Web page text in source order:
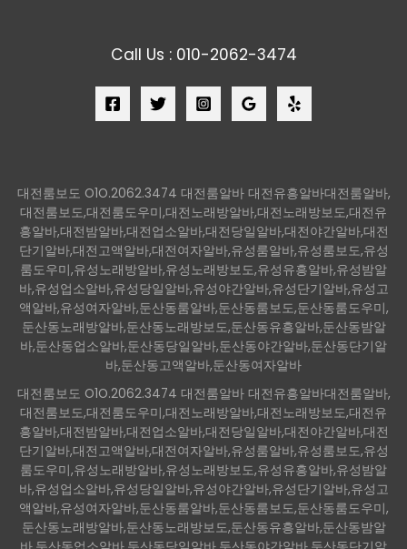
Call Us : 010-2062-3474
대전룸보도 O1O.2062.3474 대전룸알바 대전유흥알바대전룸알바,
대전룸보도,대전룸도우미,대전노래방알바,대전노래방보도,대전유
흥알바,대전밤알바,대전업소알바,대전당일알바,대전야간알바,대전
단기알바,대전고액알바,대전여자알바,유성룸알바,유성룸보도,유성
룸도우미,유성노래방알바,유성노래방보도,유성유흥알바,유성밤알
바,유성업소알바,유성당일알바,유성야간알바,유성단기알바,유성고
액알바,유성여자알바,둔산동룸알바,둔산동룸보도,둔산동룸도우미,
둔산동노래방알바,둔산동노래방보도,둔산동유흥알바,둔산동밤알
바,둔산동업소알바,둔산동당일알바,둔산동야간알바,둔산동단기알
바,둔산동고액알바,둔산동여자알바
대전룸보도 O1O.2062.3474 대전룸알바 대전유흥알바대전룸알바,
대전룸보도,대전룸도우미,대전노래방알바,대전노래방보도,대전유
흥알바,대전밤알바,대전업소알바,대전당일알바,대전야간알바,대전
단기알바,대전고액알바,대전여자알바,유성룸알바,유성룸보도,유성
룸도우미,유성노래방알바,유성노래방보도,유성유흥알바,유성밤알
바,유성업소알바,유성당일알바,유성야간알바,유성단기알바,유성고
액알바,유성여자알바,둔산동룸알바,둔산동룸보도,둔산동룸도우미,
둔산동노래방알바,둔산동노래방보도,둔산동유흥알바,둔산동밤알